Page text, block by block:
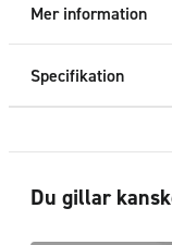
Mer information
Specifikation
Du gillar